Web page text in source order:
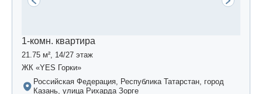
1-комн. квартира
21.75 м², 14/27 этаж
ЖК «YES Горки»
Российская Федерация, Республика Татарстан, город
Казань, улица Рихарда Зорге